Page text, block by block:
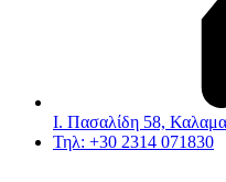
Ι. Πασαλίδη 58,
Τηλ: +30 2314 071830